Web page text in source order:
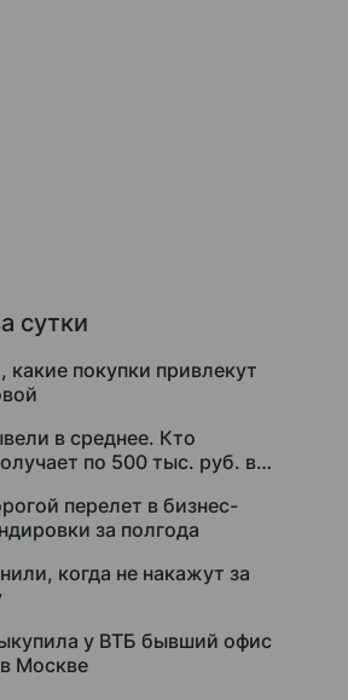
сутки
покупки привлекут
в среднее. Кто
по 500 тыс. руб. в
перелет в бизнес-
за полгода
когда не накажут за
у ВТБ бывший офис
Москве